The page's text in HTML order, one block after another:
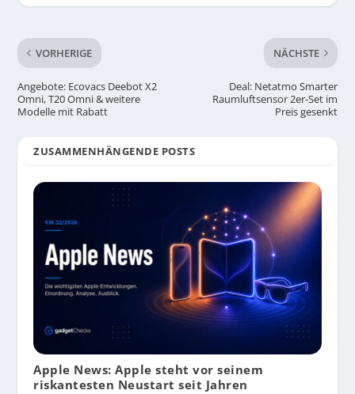
VORHERIGE
Angebote: Ecovacs Deebot X2
Omni, T20 Omni & weitere
Modelle mit Rabatt
NÄCHSTE
Deal: Netatmo Smarter
Raumluftsensor 2er-Set im
Preis gesenkt
ZUSAMMENHÄNGENDE POSTS
Apple News: Apple steht vor seinem
riskantesten Neustart seit Jahren